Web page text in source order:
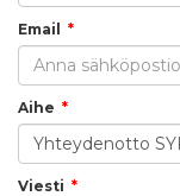
Email
Aihe
Viesti